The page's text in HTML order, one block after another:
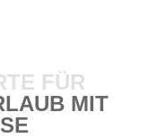
FÜR
MIT